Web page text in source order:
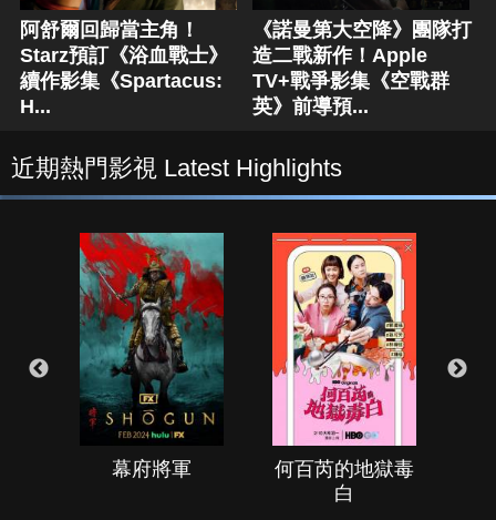
阿舒爾回歸當主角！
Starz預訂《浴血戰士》
續作影集《Spartacus:
H...
《諾曼第大空降》團隊打
造二戰新作！Apple
TV+戰爭影集《空戰群
英》前導預...
近期熱門影視 Latest Highlights
幕府將軍
何百芮的地獄毒
白